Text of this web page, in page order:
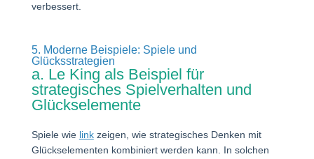
verbessert.
5. Moderne Beispiele: Spiele und
Glücksstrategien
a. Le King als Beispiel für
strategisches Spielverhalten und
Glückselemente
Spiele wie linkzeigen, wie strategisches Denken mit
Glückselementen kombiniert werden kann. In solchen